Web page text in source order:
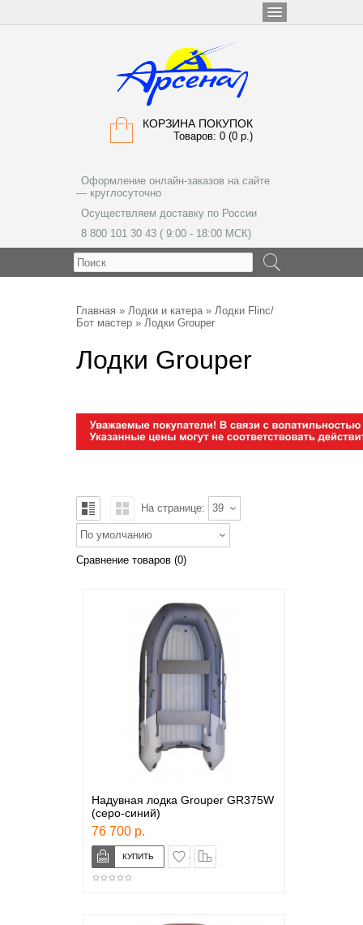
КОРЗИНА ПОКУПОК
Товаров: 0 (0 р.)
Оформление онлайн-заказов на сайте
— круглосуточно
Осуществляем доставку по России
8 800 101 30 43 ( 9:00 - 18:00 МСК)
Главная » Лодки и катера» Лодки Flinc/
Бот мастер » Лодки Grouper
Лодки Grouper
На странице: 39
По умолчанию
Сравнение товаров (0)
Надувная лодка Grouper GR375W
(серо-синий)
76 700 р.
в закладки